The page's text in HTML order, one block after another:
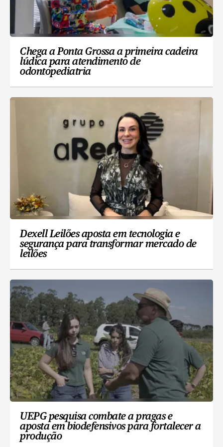
Chega a Ponta Grossa a primeira cadeira
lúdica para atendimento de
odontopediatria
Dexell Leilões aposta em tecnologia e
segurança para transformar mercado de
leilões
UEPG pesquisa combate a pragas e
aposta em biodefensivos para fortalecer a
produção